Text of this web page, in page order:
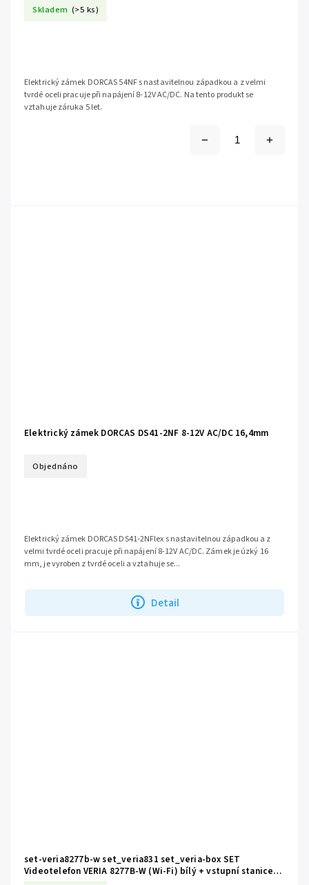
Skladem (>5 ks)
Elektrický zámek DORCAS 54NF s nastavitelnou západkou a z velmi
tvrdé oceli pracuje při napájení 8-12V AC/DC. Na tento produkt se
vztahuje záruka 5 let.
Elektrický zámek DORCAS DS41-2NF 8-12V AC/DC 16,4mm
Objednáno
Detail
Elektrický zámek DORCAS DS41-2NFlex s nastavitelnou západkou a z
velmi tvrdé oceli pracuje při napájení 8-12V AC/DC. Zámek je úzký 16
mm, je vyroben z tvrdé oceli a vztahuje se...
set-veria8277b-w set_veria831 set_veria-box SET
Videotelefon VERIA 8277B-W (Wi-Fi) bílý + vstupní stanice